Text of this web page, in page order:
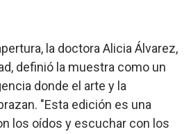
la doctora Alicia Álvarez,
definió la muestra como un
donde el arte y la
"Esta edición es una
los oídos y escuchar con los